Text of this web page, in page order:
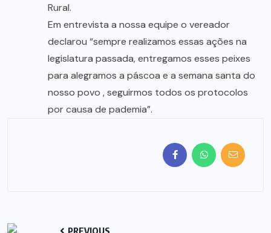
Rural.
Em entrevista a nossa equipe o vereador
declarou “sempre realizamos essas ações na
legislatura passada, entregamos esses peixes
para alegramos a páscoa e a semana santa do
nosso povo , seguirmos todos os protocolos
por causa de pademia”.
PREVIOUS